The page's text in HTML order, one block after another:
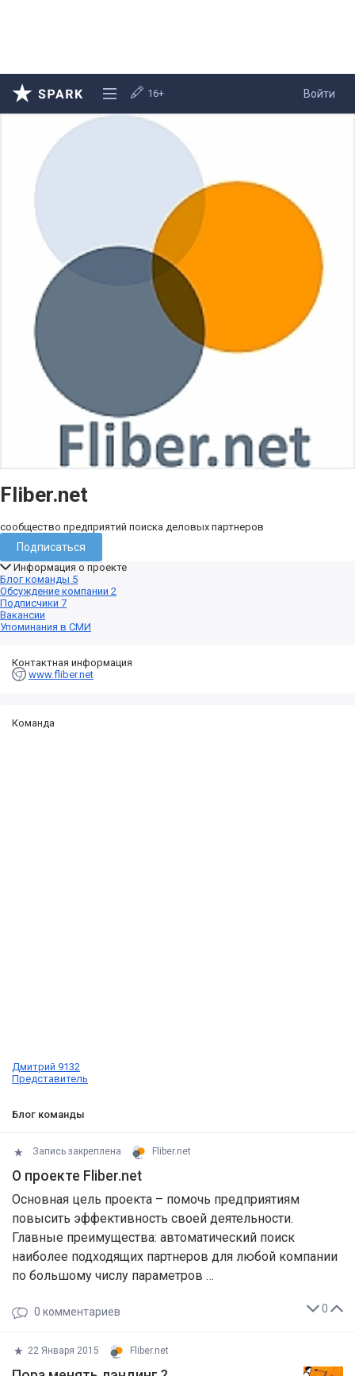
Войти
16+
Fliber.net
сообщество предприятий поиска деловых партнеров
Подписаться
Информация о проекте
Блог команды 5
Обсуждение компании 2
Подписчики 7
Вакансии
Упоминания в СМИ
Контактная информация
www.fliber.net
Команда
Дмитрий 9132
Представитель
Блог команды
Запись закреплена Fliber.net
О проекте Fliber.net
Основная цель проекта – помочь предприятиям
повысить эффективность своей деятельности.
Главные преимущества: автоматический поиск
наиболее подходящих партнеров для любой компании
по большому числу параметров …
0
0 комментариев
22 Января 2015 Fliber.net